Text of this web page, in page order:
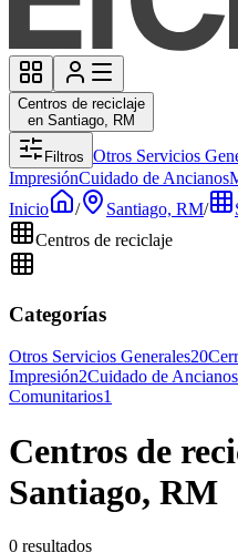
Centros de reciclaje
en Santiago, RM
Filtros Otros Servicios
ImpresiónCuidado de Ancianos
Inicio
/ Santiago, RM/
Centros de reciclaje
Categorías
Otros Servicios Generales20
Impresión2Cuidado de Ancianos
Comunitarios1
Centros de
Santiago, RM
0 resultados